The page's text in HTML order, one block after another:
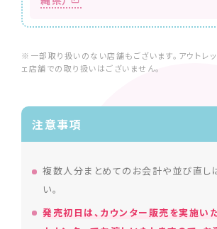
※一部取り扱いのない店舗もございます。アウトレッ
ェ店舗での取り扱いはございません。
注意事項
複数人分まとめてのお会計や並び直し
い。
発売初日は、カウンター販売を実施い